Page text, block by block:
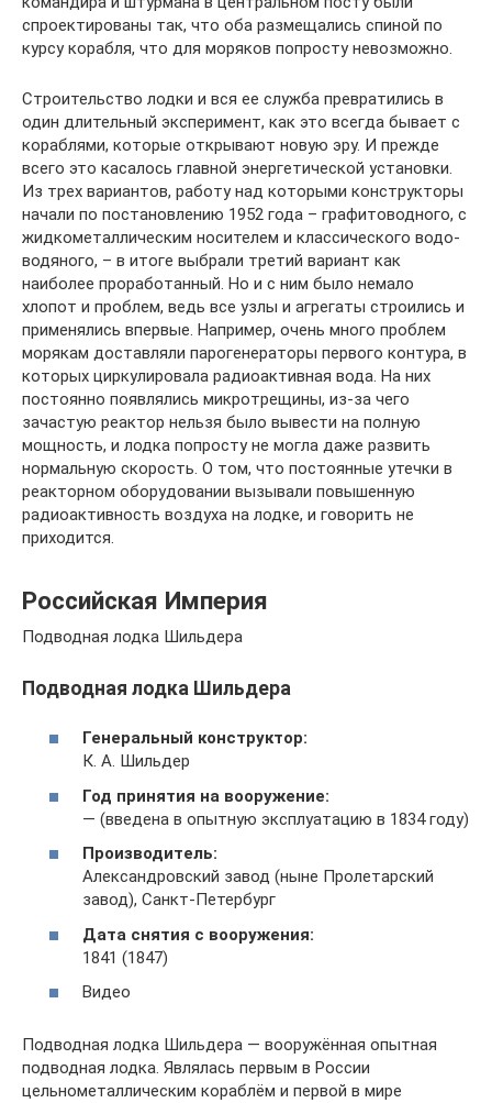
спроектированы так, что оба размещались спиной по
курсу корабля, что для моряков попросту невозможно.
Строительство лодки и вся ее служба превратились в
один длительный эксперимент, как это всегда бывает с
кораблями, которые открывают новую эру. И прежде
всего это касалось главной энергетической установки.
Из трех вариантов, работу над которыми конструкторы
начали по постановлению 1952 года – графитоводного, с
жидкометаллическим носителем и классического водо-
водяного, – в итоге выбрали третий вариант как
наиболее проработанный. Но и с ним было немало
хлопот и проблем, ведь все узлы и агрегаты строились и
применялись впервые. Например, очень много проблем
морякам доставляли парогенераторы первого контура, в
которых циркулировала радиоактивная вода. На них
постоянно появлялись микротрещины, из-за чего
зачастую реактор нельзя было вывести на полную
мощность, и лодка попросту не могла даже развить
нормальную скорость. О том, что постоянные утечки в
реакторном оборудовании вызывали повышенную
радиоактивность воздуха на лодке, и говорить не
приходится.
Российская Империя
Подводная лодка Шильдера
Подводная лодка Шильдера
Генеральный конструктор:
К. А. Шильдер
Год принятия на вооружение:
— (введена в опытную эксплуатацию в 1834 году)
Производитель:
Александровский завод (ныне Пролетарский
завод), Санкт-Петербург
Дата снятия с вооружения:
1841 (1847)
Видео
Подводная лодка Шильдера — вооружённая опытная
подводная лодка. Являлась первым в России
цельнометаллическим кораблём и первой в мире